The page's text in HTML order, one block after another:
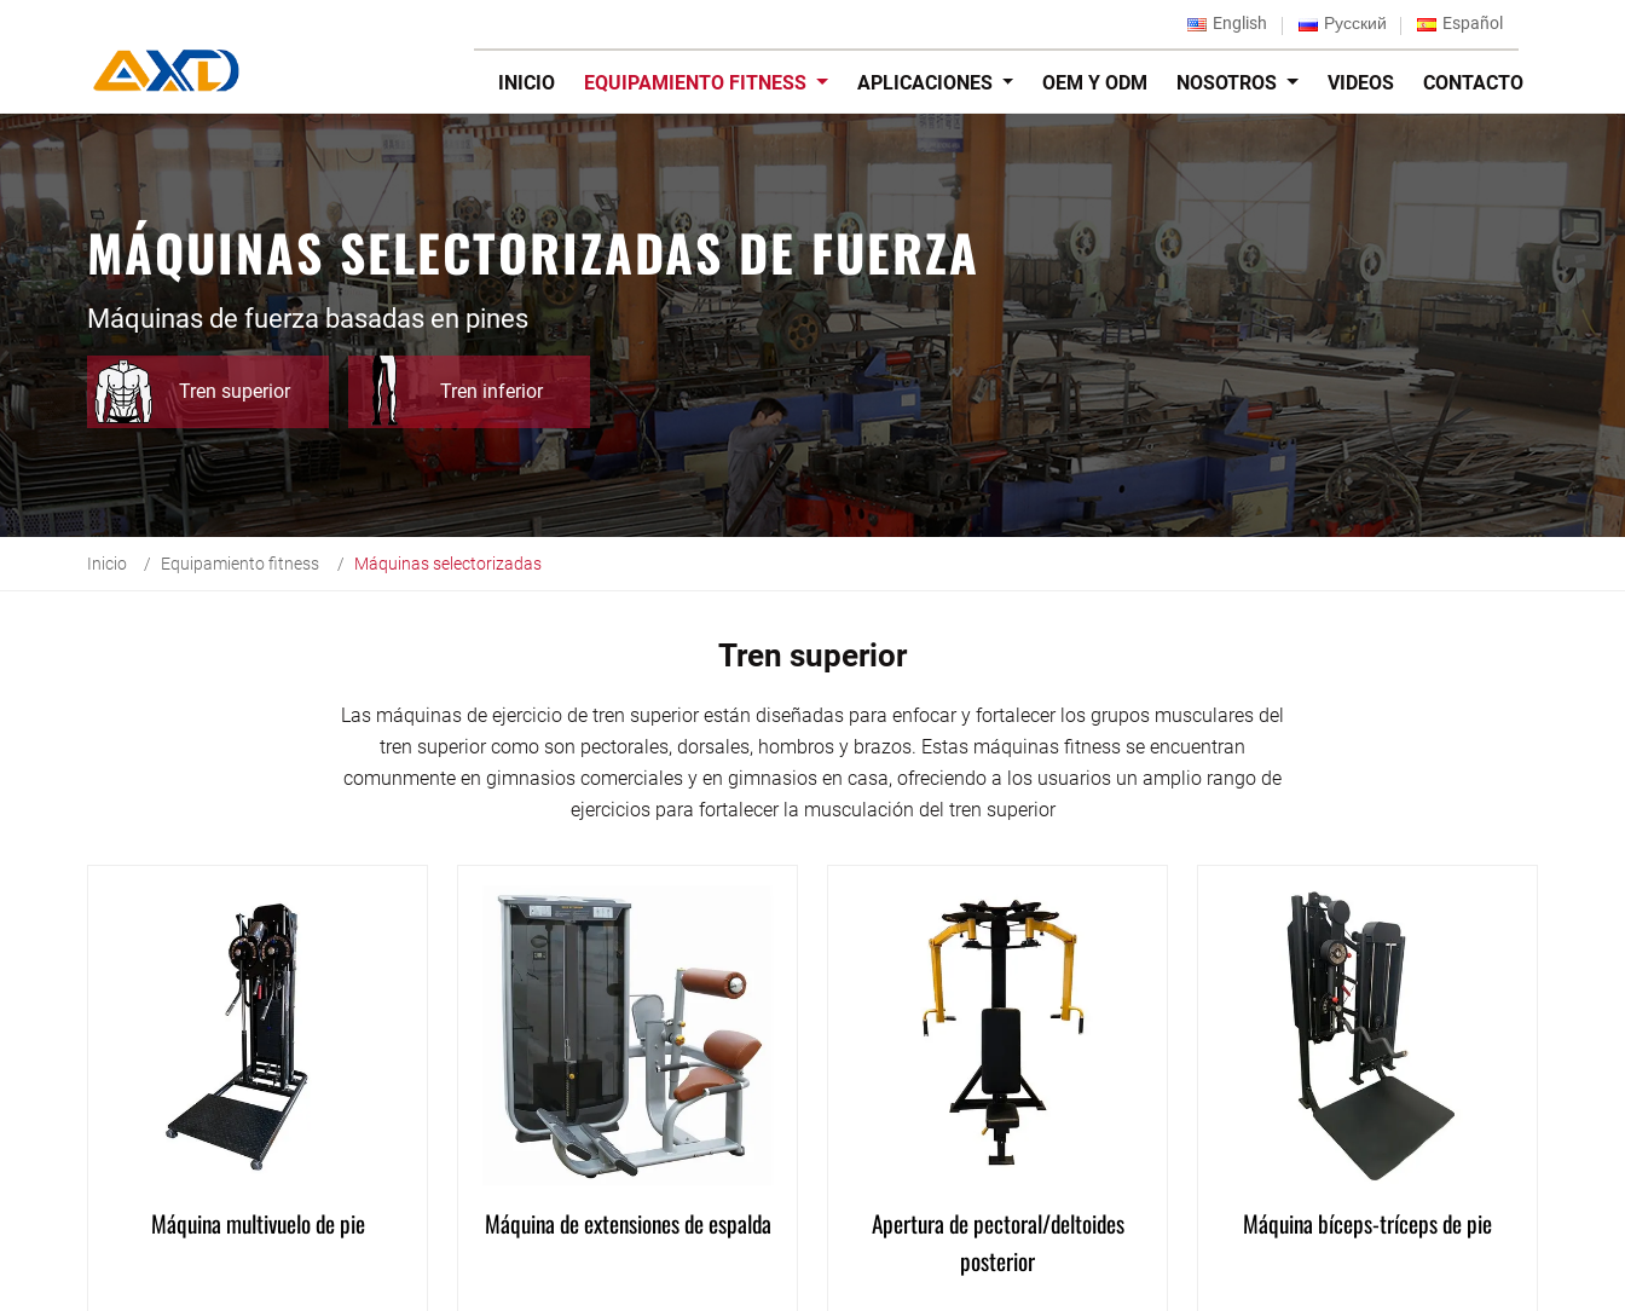
English Русский Español
INICIO EQUIPAMIENTO FITNESS APLICACIONES OEM Y ODM NOSOTROS VIDEOS CONTACTO
MÁQUINAS SELECTORIZADAS DE FUERZA
Máquinas de fuerza basadas en pines
Tren superior Tren inferior
Inicio Equipamiento fitness Máquinas selectorizadas
Tren superior
Las máquinas de ejercicio de tren superior están diseñadas para enfocar y fortalecer los grupos musculares del
tren superior como son pectorales, dorsales, hombros y brazos. Estas máquinas fitness se encuentran
comunmente en gimnasios comerciales y en gimnasios en casa, ofreciendo a los usuarios un amplio rango de
ejercicios para fortalecer la musculación del tren superior
Máquina multivuelo de pie Máquina de extensiones de espalda
Apertura de pectoral/deltoides
posterior
Máquina bíceps-tríceps de pie